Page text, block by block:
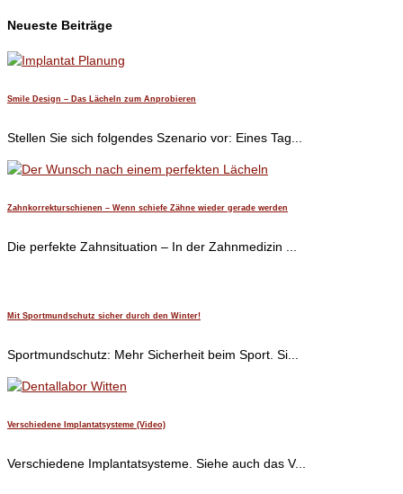
Neueste Beiträge
Smile Design – Das Lächeln zum Anprobieren
Stellen Sie sich folgendes Szenario vor: Eines Tag...
Zahnkorrekturschienen – Wenn schiefe Zähne wieder gerade werden
Die perfekte Zahnsituation – In der Zahnmedizin ...
Mit Sportmundschutz sicher durch den Winter!
Sportmundschutz: Mehr Sicherheit beim Sport. Si...
Verschiedene Implantatsysteme (Video)
Verschiedene Implantatsysteme. Siehe auch das V...